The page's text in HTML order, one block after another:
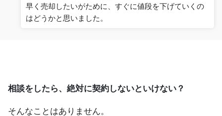
早く売却したいがために、すぐに値段を下げていくの
はどうかと思いました。
相談をしたら、絶対に契約しないといけない？
そんなことはありません。